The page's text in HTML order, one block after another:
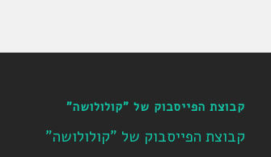
קבוצת הפייסבוק של "קולולושה"
קבוצת הפייסבוק של "קולולושה"